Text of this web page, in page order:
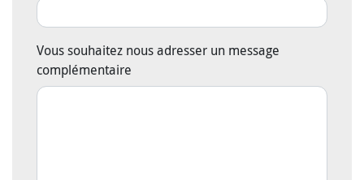
Vous souhaitez nous adresser un message
complémentaire